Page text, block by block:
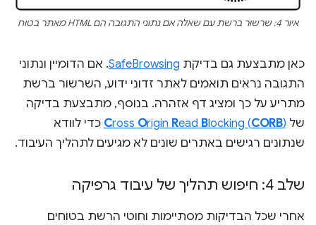
איור 4: שרשור ברשת עם שאלה אם נתוני התגובה הם HTML מאתר בטוח
כאן מתבצעת גם בדיקת SafeBrowsing. אם הדומיין ונתוני
התגובה נראים תואמים לאתר זדוני ידוע, השרשור ברשת
מתריע על כך ומציג דף אזהרה. בנוסף, מתבצעת בדיקה
של
Cross Origin Read Blocking (CORB)
כדי לוודא
שנתונים רגישים באתרים שונים לא מגיעים לתהליך העיבוד.
שלב 4: חיפוש תהליך של עיבוד גרפיקה
אחרי שכל הבדיקות מסתיימות וחוטי הרשת בטוחים